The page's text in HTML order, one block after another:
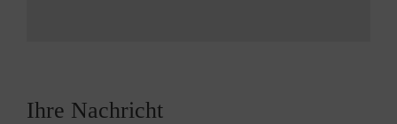
Ihre Nachricht